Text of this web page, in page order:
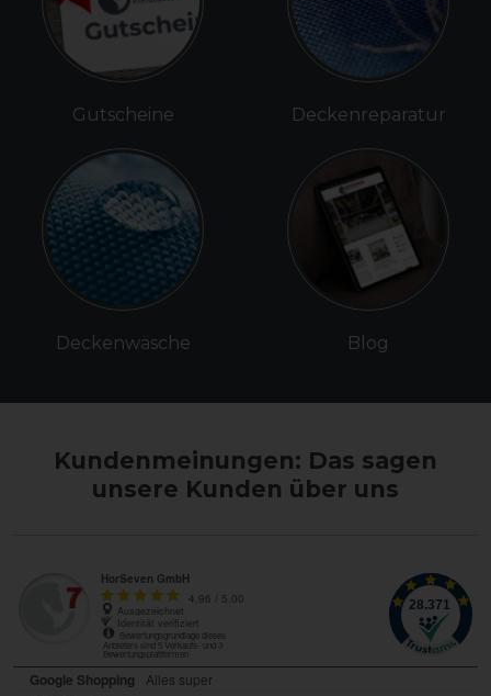
Gutscheine
Deckenwäsche
Deckenreparatur
Blog
Kundenmeinungen: Das sagen
unsere Kunden über uns